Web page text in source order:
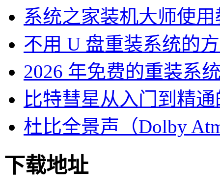
系统之家装机大师使
不用 U 盘重装系统的
2026 年免费的重装系
比特彗星从入门到精
杜比全景声（Dolby
下载地址